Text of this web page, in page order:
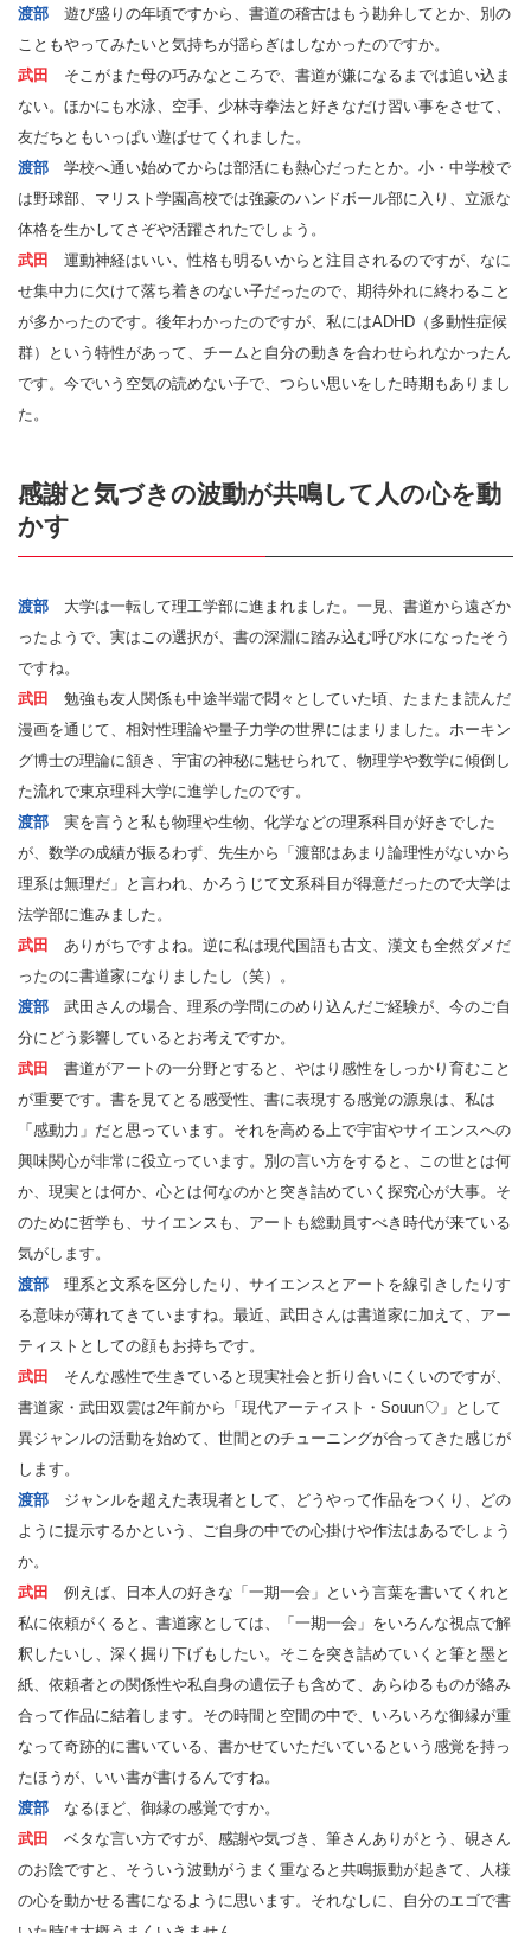
渡部 遊び盛りの年頃ですから、書道の稽古はもう勘弁してとか、別の
こともやってみたいと気持ちが揺らぎはしなかったのですか。
武田 そこがまた母の巧みなところで、書道が嫌になるまでは追い込ま
ない。ほかにも水泳、空手、少林寺拳法と好きなだけ習い事をさせて、
友だちともいっぱい遊ばせてくれました。
渡部 学校へ通い始めてからは部活にも熱心だったとか。小・中学校で
は野球部、マリスト学園高校では強豪のハンドボール部に入り、立派な
体格を生かしてさぞや活躍されたでしょう。
武田 運動神経はいい、性格も明るいからと注目されるのですが、なに
せ集中力に欠けて落ち着きのない子だったので、期待外れに終わること
が多かったのです。後年わかったのですが、私にはADHD（多動性症候
群）という特性があって、チームと自分の動きを合わせられなかったん
です。今でいう空気の読めない子で、つらい思いをした時期もありまし
た。
感謝と気づきの波動が共鳴して人の心を動
かす
渡部 大学は一転して理工学部に進まれました。一見、書道から遠ざか
ったようで、実はこの選択が、書の深淵に踏み込む呼び水になったそう
ですね。
武田
勉強も友人関係も中途半端で悶々としていた頃、たまたま読んだ
漫画を通じて、相対性理論や量子力学の世界にはまりました。ホーキン
グ博士の理論に頷き、宇宙の神秘に魅せられて、物理学や数学に傾倒し
た流れで東京理科大学に進学したのです。
渡部 実を言うと私も物理や生物、化学などの理系科目が好きでした
が、数学の成績が振るわず、先生から「渡部はあまり論理性がないから
理系は無理だ」と言われ、かろうじて文系科目が得意だったので大学は
法学部に進みました。
武田
ありがちですよね。逆に私は現代国語も古文、漢文も全然ダメだ
ったのに書道家になりましたし（笑）。
渡部 武田さんの場合、理系の学問にのめり込んだご経験が、今のご自
分にどう影響しているとお考えですか。
武田
書道がアートの一分野とすると、やはり感性をしっかり育むこと
が重要です。書を見てとる感受性、書に表現する感覚の源泉は、私は
「感動力」だと思っています。それを高める上で宇宙やサイエンスへの
興味関心が非常に役立っています。別の言い方をすると、この世とは何
か、現実とは何か、心とは何なのかと突き詰めていく探究心が大事。そ
のために哲学も、サイエンスも、アートも総動員すべき時代が来ている
気がします。
渡部 理系と文系を区分したり、サイエンスとアートを線引きしたりす
る意味が薄れてきていますね。最近、武田さんは書道家に加えて、アー
ティストとしての顔もお持ちです。
武田
そんな感性で生きていると現実社会と折り合いにくいのですが、
書道家・武田双雲は2年前から「現代アーティスト・Souun♡」として
異ジャンルの活動を始めて、世間とのチューニングが合ってきた感じが
します。
渡部 ジャンルを超えた表現者として、どうやって作品をつくり、どの
ように提示するかという、ご自身の中での心掛けや作法はあるでしょう
か。
武田
例えば、日本人の好きな「一期一会」という言葉を書いてくれと
私に依頼がくると、書道家としては、「一期一会」をいろんな視点で解
釈したいし、深く掘り下げもしたい。そこを突き詰めていくと筆と墨と
紙、依頼者との関係性や私自身の遺伝子も含めて、あらゆるものが絡み
合って作品に結着します。その時間と空間の中で、いろいろな御縁が重
なって奇跡的に書いている、書かせていただいているという感覚を持っ
たほうが、いい書が書けるんですね。
渡部 なるほど、御縁の感覚ですか。
武田
ベタな言い方ですが、感謝や気づき、筆さんありがとう、硯さん
のお陰ですと、そういう波動がうまく重なると共鳴振動が起きて、人様
の心を動かせる書になるように思います。それなしに、自分のエゴで書